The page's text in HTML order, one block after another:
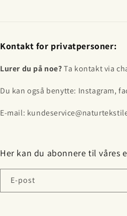
Kontakt for privatpersoner:
Lurer du på noe?Ta kontakt via
Du kan også benytte: Instagram,
E-mail:
Her kan du abonnere til våres
E-post